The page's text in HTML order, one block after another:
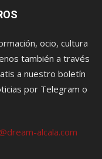
ocio, cultura
también a través
a nuestro boletín
por Telegram o
alcala.com